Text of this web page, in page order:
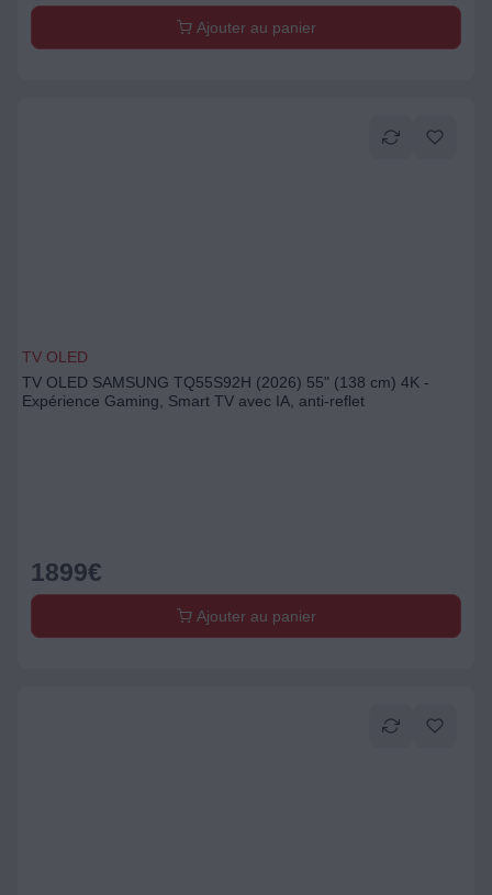
Ajouter au panier
TV OLED
TV OLED SAMSUNG TQ55S92H (2026) 55" (138 cm) 4K -
Expérience Gaming, Smart TV avec IA, anti-reflet
1899€
Ajouter au panier